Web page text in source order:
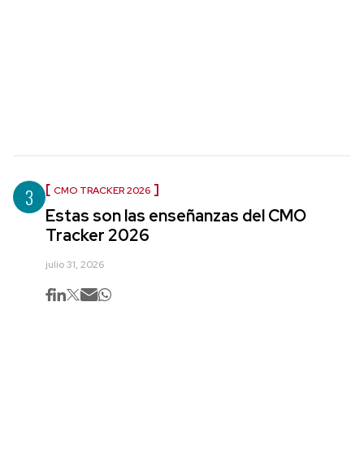
3 CMO TRACKER 2026
Estas son las enseñanzas del CMO
Tracker 2026
julio 31, 2026